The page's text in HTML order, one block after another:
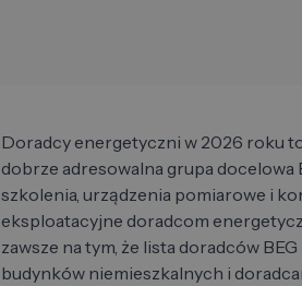
Doradcy energetyczni w 2026 roku
dobrze adresowalna grupa
szkolenia, urządzenia pomiarowe i
eksploatacyjne doradcom
zawsze na tym, że lista doradców
budynków niemieszkalnych i